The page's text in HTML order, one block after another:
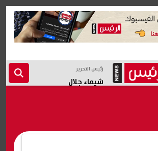
رئيس التحرير
شيماء جلال